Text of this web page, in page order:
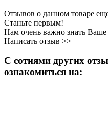
Отзывов о данном товаре
Станьте первым!
Нам очень важно знать
Написать отзыв >>
С сотнями других
ознакомиться на: